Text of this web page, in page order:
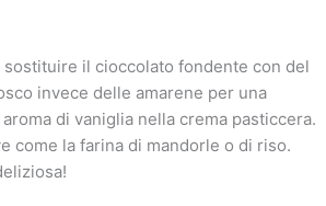
il cioccolato fondente con del
invece delle amarene per una
di vaniglia nella crema pasticcera.
come la farina di mandorle o di riso.